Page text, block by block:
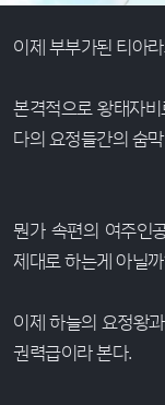
이제 부부가된 티아
본격적으로 왕태자
다의 요정들간의 숨
뭔가 속편의 여주인
제대로 하는게 아닐
이제 하늘의 요정왕
권력급이라 본다.